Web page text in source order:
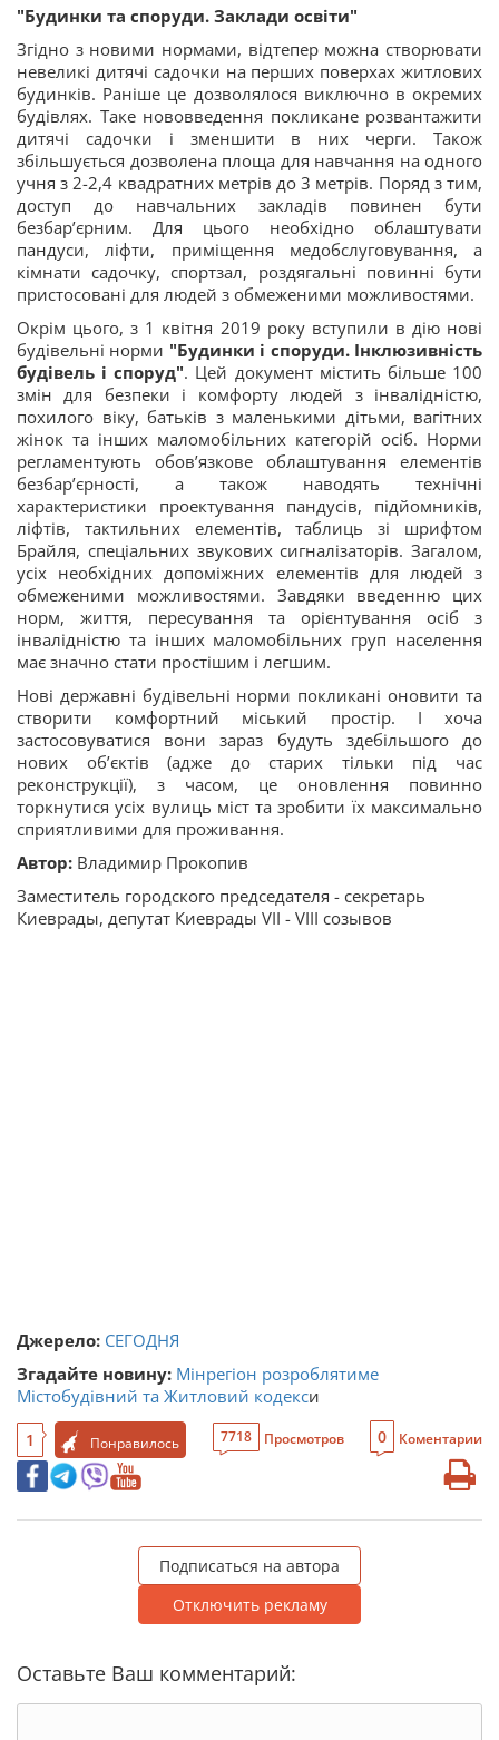
"Будинки та споруди. Заклади освіти"
Згідно з новими нормами, відтепер можна створювати
невеликі дитячі садочки на перших поверхах житлових
будинків. Раніше це дозволялося виключно в окремих
будівлях. Таке нововведення покликане розвантажити
дитячі садочки і зменшити в них черги. Також
збільшується дозволена площа для навчання на одного
учня з 2-2,4 квадратних метрів до 3 метрів. Поряд з тим,
доступ до навчальних закладів повинен бути
безбар’єрним. Для цього необхідно облаштувати
пандуси, ліфти, приміщення медобслуговування, а
кімнати садочку, спортзал, роздягальні повинні бути
пристосовані для людей з обмеженими можливостями.
Окрім цього, з 1 квітня 2019 року вступили в дію нові
будівельні норми "Будинки і споруди. Інклюзивність
будівель і споруд". Цей документ містить більше 100
змін для безпеки і комфорту людей з інвалідністю,
похилого віку, батьків з маленькими дітьми, вагітних
жінок та інших маломобільних категорій осіб. Норми
регламентують обов’язкове облаштування елементів
безбар’єрності, а також наводять технічні
характеристики проектування пандусів, підйомників,
ліфтів, тактильних елементів, таблиць зі шрифтом
Брайля, спеціальних звукових сигналізаторів. Загалом,
усіх необхідних допоміжних елементів для людей з
обмеженими можливостями. Завдяки введенню цих
норм, життя, пересування та орієнтування осіб з
інвалідністю та інших маломобільних груп населення
має значно стати простішим і легшим.
Нові державні будівельні норми покликані оновити та
створити комфортний міський простір. І хоча
застосовуватися вони зараз будуть здебільшого до
нових об’єктів (адже до старих тільки під час
реконструкції), з часом, це оновлення повинно
торкнутися усіх вулиць міст та зробити їх максимально
сприятливими для проживання.
Автор: Владимир Прокопив
Заместитель городского председателя - секретарь
Киеврады, депутат Киеврады VII - VIII созывов
Джерело: СЕГОДНЯ
Згадайте новину: Мінрегіон розроблятиме
Містобудівний та Житловий кодекси
1 Понравилось 7718 Просмотров 0 Коментарии
Подписаться на автора
Отключить рекламу
Оставьте Ваш комментарий: